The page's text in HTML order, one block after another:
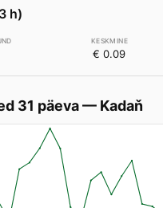
h)
€ 0.09
31 päeva— Kadaň